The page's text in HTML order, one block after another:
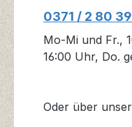
0371 / 2 80
Mo-Mi und Fr.,
16:00 Uhr, Do.
Oder über unser